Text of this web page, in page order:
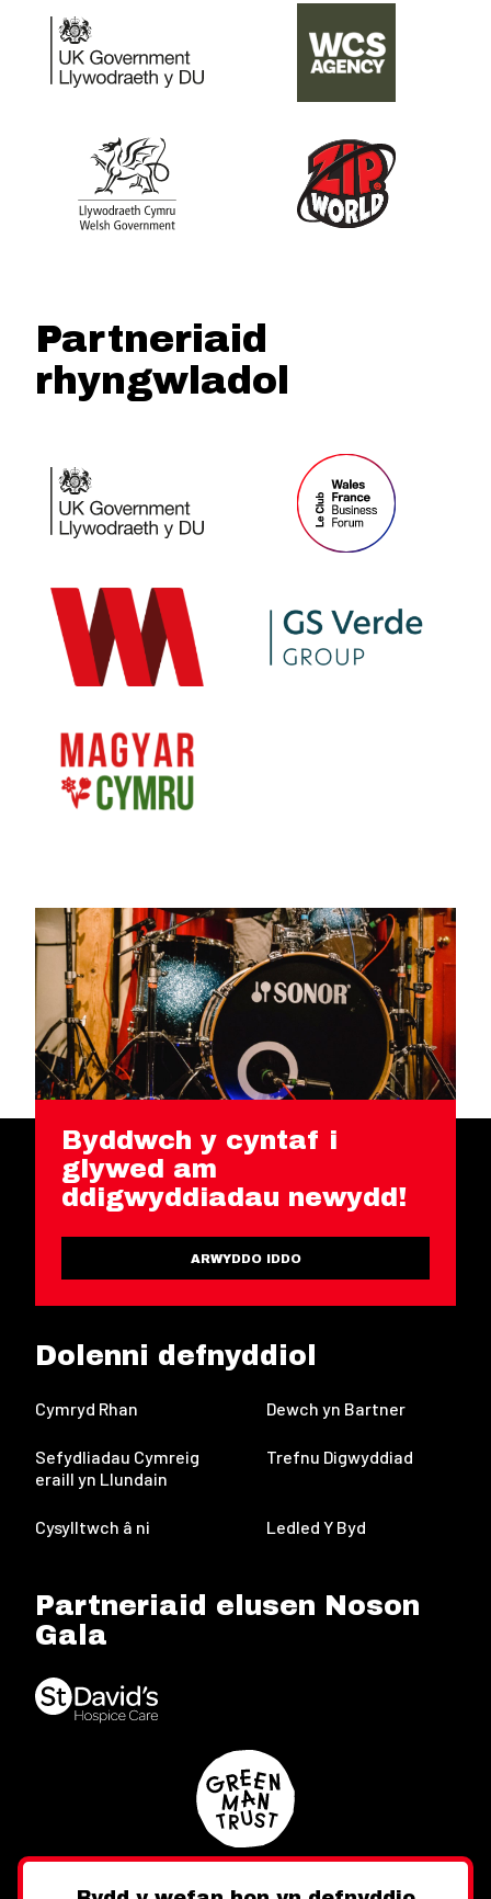
Partneriaid
rhyngwladol
Byddwch y cyntaf i
glywed am
ddigwyddiadau newydd!
ARWYDDO IDDO
Dolenni defnyddiol
Cymryd Rhan Dewch yn Bartner
Sefydliadau Cymreig
eraill yn Llundain
Trefnu Digwyddiad
Cysylltwch â ni Ledled Y Byd
Partneriaid elusen Noson
Gala